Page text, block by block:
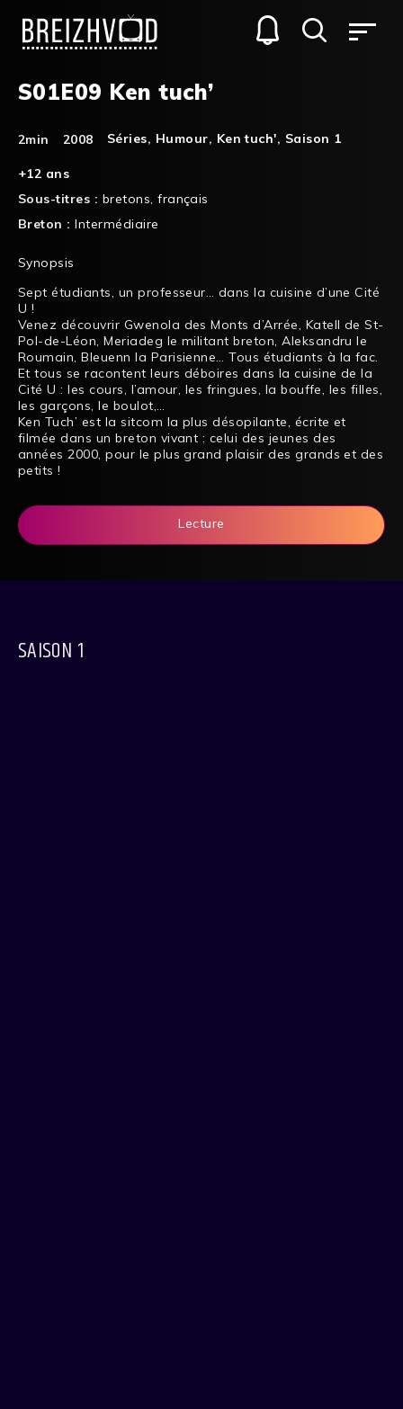
S01E09 Ken tuch’
2min 2008 Séries, Humour, Ken tuch', Saison 1
+12 ans
Sous-titres : bretons,français
Breton :Intermédiaire
Synopsis
Sept étudiants, un professeur… dans la cuisine d’une Cité
U !
Venez découvrir Gwenola des Monts d’Arrée, Katell de St-
Pol-de-Léon, Meriadeg le militant breton, Aleksandru le
Roumain, Bleuenn la Parisienne… Tous étudiants à la fac.
Et tous se racontent leurs déboires dans la cuisine de la
Cité U : les cours, l’amour, les fringues, la bouffe, les filles,
les garçons, le boulot,…
Ken Tuch’ est la sitcom la plus désopilante, écrite et
filmée dans un breton vivant : celui des jeunes des
années 2000, pour le plus grand plaisir des grands et des
petits !
Lecture
SAISON 1